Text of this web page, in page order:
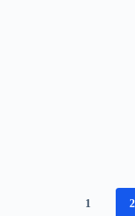
1 2